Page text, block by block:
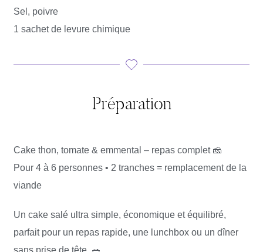
Sel, poivre
1 sachet de levure chimique
Préparation
Cake thon, tomate & emmental – repas complet 🧀
Pour 4 à 6 personnes • 2 tranches = remplacement de la
viande
Un cake salé ultra simple, économique et équilibré,
parfait pour un repas rapide, une lunchbox ou un dîner